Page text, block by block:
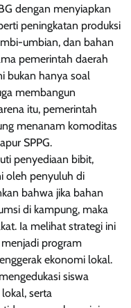
dengan menyiapkan
peningkatan produksi
umbian, dan bahan
pemerintah daerah
bukan hanya soal
membangun
itu, pemerintah
menanam komoditas
SPPG.
penyediaan bibit,
oleh penyuluh di
bahwa jika bahan
di kampung, maka
Ia melihat strategi ini
program
ekonomi lokal.
siswa
serta